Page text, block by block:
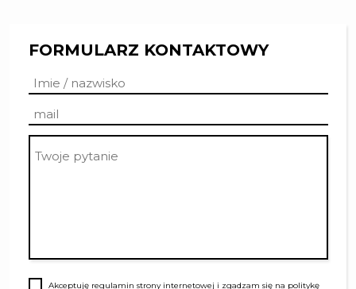
FORMULARZ KONTAKTOWY
Akceptuję regulamin strony internetowej i zgadzam się na politykę